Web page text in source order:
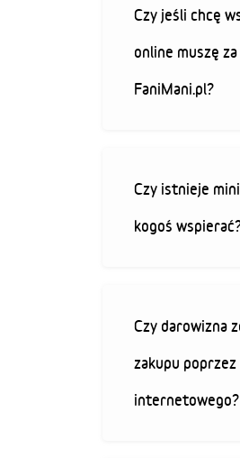
Czy jeśli chcę
online muszę
FaniMani.pl?
Czy istnieje
kogoś
Czy darowizna
zakupu
internetowego?